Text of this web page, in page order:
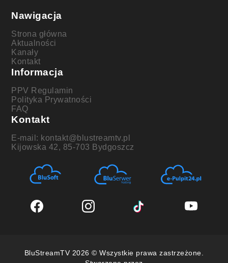
Nawigacja
Strona główna
Aktualności
Kanały
Kontakt
Informacja
PPV Regulamin
Polityka Prywatności
FAQ
Kontakt
E-mail: kontakt@blustreamtv.pl
Kijowska 42, 85-703 Bydgoszcz
BluStreamTV 2026 © Wszystkie prawa zastrzeżone.